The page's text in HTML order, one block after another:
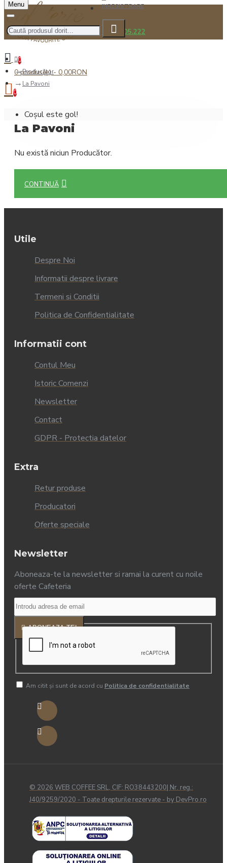
INREGISTRARE
0722.505.222
Menu
0
0 produs(e) - 0,00RON
0
Coșul este gol!
Producător
La Pavoni
La Pavoni
Nu există niciun Producător.
CONTINUĂ
Utile
Despre Noi
Informatii despre livrare
Termeni si Conditii
Politica de Confidentialitate
Informatii cont
Contul Meu
Istoric Comenzi
Newsletter
Contact
GDPR - Protectia datelor
Extra
Retur produse
Producatori
Oferte speciale
Newsletter
Aboneaza-te la newsletter si ramai la curent cu noile
oferte Cafeteria
ABONEAZA-TE!
Am citit şi sunt de acord cu Politica de confidentialitate
© 2026 WEB COFFEE SRL, CIF: RO38443200| Nr. reg.:
J40/9259/2020 - Toate drepturile rezervate - by DevPro.ro